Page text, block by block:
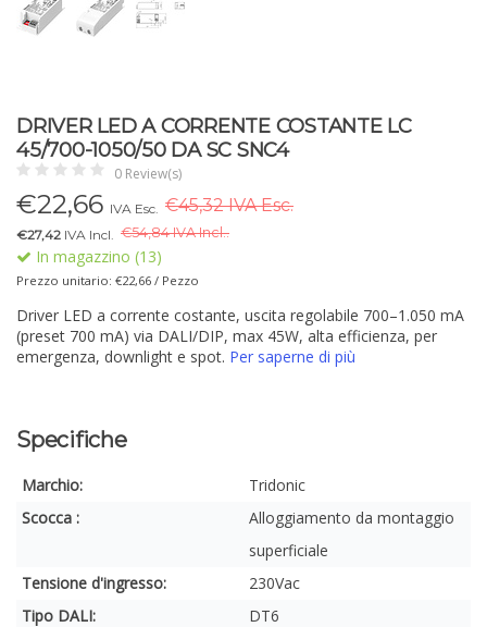
DRIVER LED A CORRENTE COSTANTE LC
45/700-1050/50 DA SC SNC4
0 Review(s)
€22,66 IVA Esc. €45,32 IVA Esc.
€27,42 IVA Incl. €54,84 IVA Incl..
In magazzino (13)
Prezzo unitario: €22,66 / Pezzo
Driver LED a corrente costante, uscita regolabile 700–1.050 mA
(preset 700 mA) via DALI/DIP, max 45W, alta efficienza, per
emergenza, downlight e spot. Per saperne di più
Specifiche
Marchio:
Tridonic
Scocca :
Alloggiamento da montaggio
superficiale
Tensione d'ingresso:
230Vac
Tipo DALI:
DT6